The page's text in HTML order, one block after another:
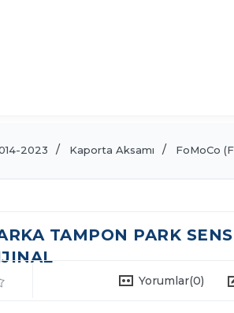
2023 Kaporta Aksamı FoMoCo
TAMPON PARK
Yorumlar(0)